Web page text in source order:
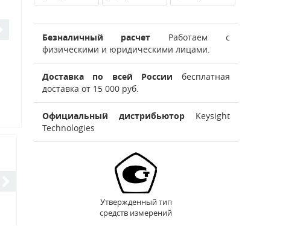
Безналичный расчет Работаем с
физическими и юридическими лицами.
Доставка по всей России бесплатная
доставка от 15 000 руб.
Официальный дистрибьюторKeysight
Technologies
Утвержденный тип
средств измерений